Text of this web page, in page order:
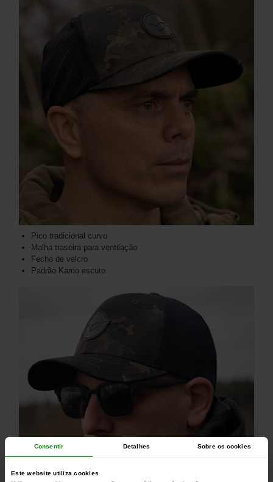
Consentir Detalhes Sobre os cookies
Este website utiliza cookies
Pico tradicional curvo
Malha traseira para ventilação
Fecho de velcro
Padrão Kamo escuro